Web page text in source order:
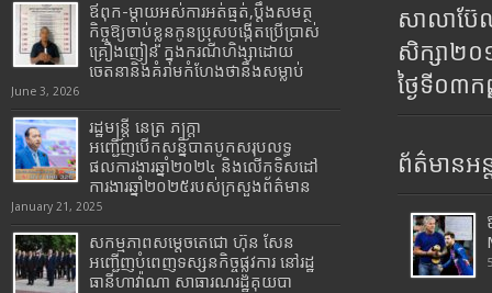
ឪពុក-ម្ដាយអស់ការអត់ធ្មត់,ប្ដឹងសមត្ថ
កិច្ចឱ្យចាប់ខ្លួនកូនប្រុសបង្កើតប្រើប្រាស់
គ្រឿងញៀន ក្នុងករណីហិង្សាដោយ
ចេតនានិងគំរាមកំហែងថានឹងសម្លាប់
June 3, 2026
រដ្ឋមន្រ្តី​ នេត្រ​ ភក្ត្រា​
អញ្ជើញបើកសន្និបាតបូកសរុបលទ្ធ
ផលការងារឆ្នាំ២០២៤ និងលើកទិសដៅ
ការងារឆ្នាំ២០២៥របស់​ក្រសួង​ព័ត៌មាន​
January 21, 2025
សកម្មភាពសម្តេចតេជោ ហ៊ុន សែន
អញ្ជើញបំពេញទស្សនកិច្ចផ្លូវការ នៅរដ្ឋ
ធានីហាវ៉ាណា សាធារណរដ្ឋគុយបា
សាលាប៊ែ
សិក្សា២
ថ្ងៃទី០៣
ព័ត៌មានអន្